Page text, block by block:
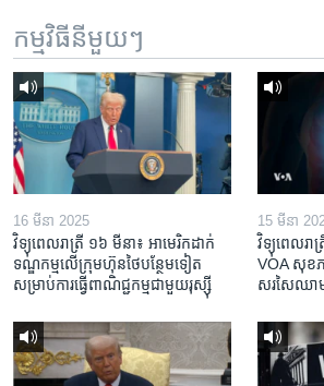
កម្មវិធី​នីមួយៗ
16 មីនា 2025
វិទ្យុពេលរាត្រី ១៦ មីនា៖ អាមេរិក​ដាក់​
ទណ្ឌកម្ម​លើ​ក្រុមហ៊ុន​ថៃ​បន្ថែម​ទៀត​
សម្រាប់​ការ​ធ្វើ​ពាណិជ្ជកម្ម​ជាមួយ​រុស្ស៊ី
15 មីនា
វិទ្យុពេលរា
VOA សុខភ
សរសៃ​ឈា